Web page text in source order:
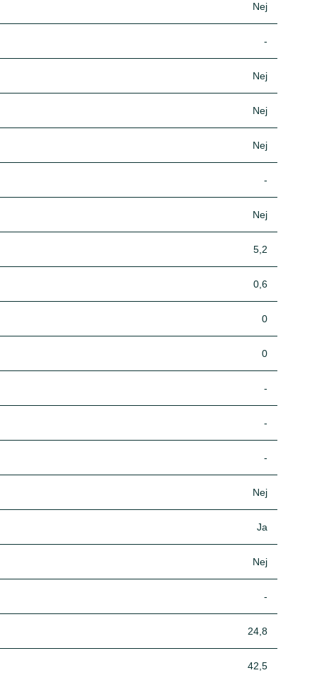
Nej
-
Nej
Nej
Nej
-
Nej
5,2
0,6
0
0
-
-
-
Nej
Ja
Nej
-
24,8
42,5